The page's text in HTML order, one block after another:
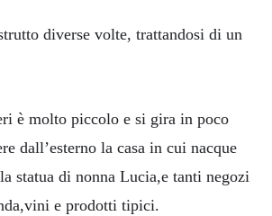
diverse volte, trattandosi di un
è molto piccolo e si gira in poco
dall’esterno la casa in cui nacque
statua di nonna Lucia,e tanti negozi
e prodotti tipici.